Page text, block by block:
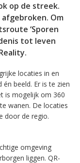
op de streek.
Om
‘Sporen
tot leven
locaties in en
beeld. Er is te zien
is mogelijk om 360
wanen. De locaties
door de regio.
omgeving
liggen. QR-